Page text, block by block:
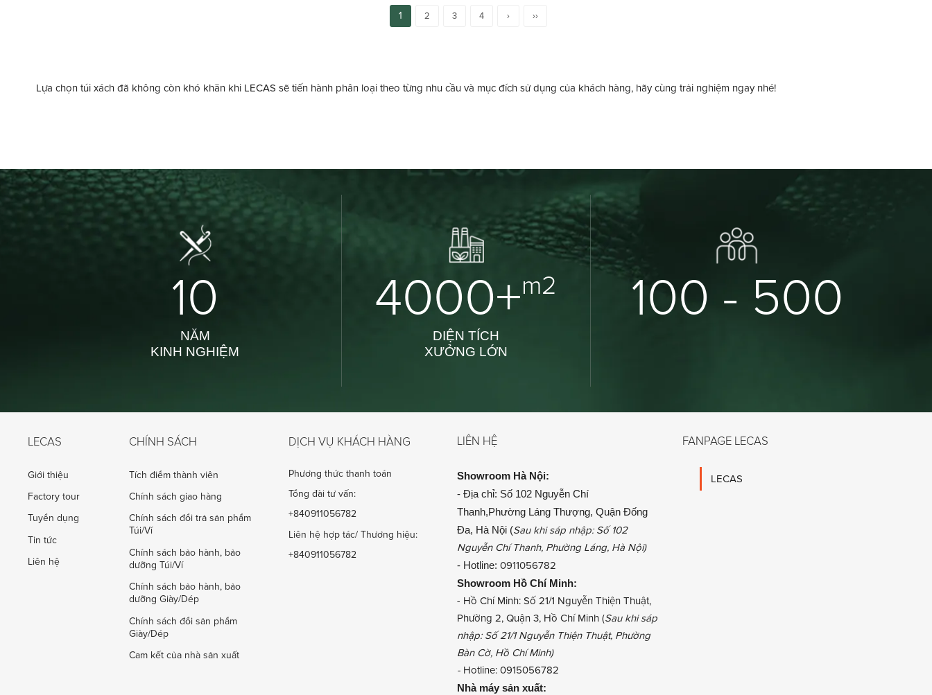
1 2 3 4 › ››
Lựa chọn túi xách đã không còn khó khăn khi LECAS sẽ tiến hành phân loại theo từng nhu cầu và mục đích sử dụng của khách hàng, hãy cùng trải nghiệm ngay nhé!
10
NĂM
KINH NGHIỆM
4000+m2
DIỆN TÍCH
XƯỞNG LỚN
100 - 500
LECAS
Giới thiệu
Factory tour
Tuyển dụng
Tin tức
Liên hệ
CHÍNH SÁCH
Tích điểm thành viên
Chính sách giao hàng
Chính sách đổi trả sản phẩm
Túi/Ví
Chính sách bảo hành, bảo
dưỡng Túi/Ví
Chính sách bảo hành, bảo
dưỡng Giày/Dép
Chính sách đổi sản phẩm
Giày/Dép
Cam kết của nhà sản xuất
DỊCH VỤ KHÁCH HÀNG
Phương thức thanh toán
Tổng đài tư vấn:
+840911056782
Liên hệ hợp tác/ Thương hiệu:
+840911056782
LIÊN HỆ
Showroom Hà Nội:
- Địa chỉ: Số 102 Nguyễn Chí
Thanh,Phường Láng Thượng, Quận Đống
Đa, Hà Nội (Sau khi sáp nhập: Số 102
Nguyễn Chí Thanh, Phường Láng, Hà Nội)
- Hotline: 0911056782
Showroom Hồ Chí Minh:
- Hồ Chí Minh: Số 21/1 Nguyễn Thiện Thuật,
Phường 2, Quận 3, Hồ Chí Minh (Sau khi sáp
nhập: Số 21/1 Nguyễn Thiện Thuật, Phường
Bàn Cờ, Hồ Chí Minh)
- Hotline: 0915056782
Nhà máy sản xuất:
FANPAGE LECAS
LECAS